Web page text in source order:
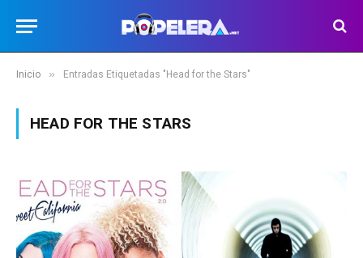
Inicio » Entradas Etiquetadas "Head for the Stars"
HEAD FOR THE STARS